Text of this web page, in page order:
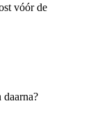
vóór de